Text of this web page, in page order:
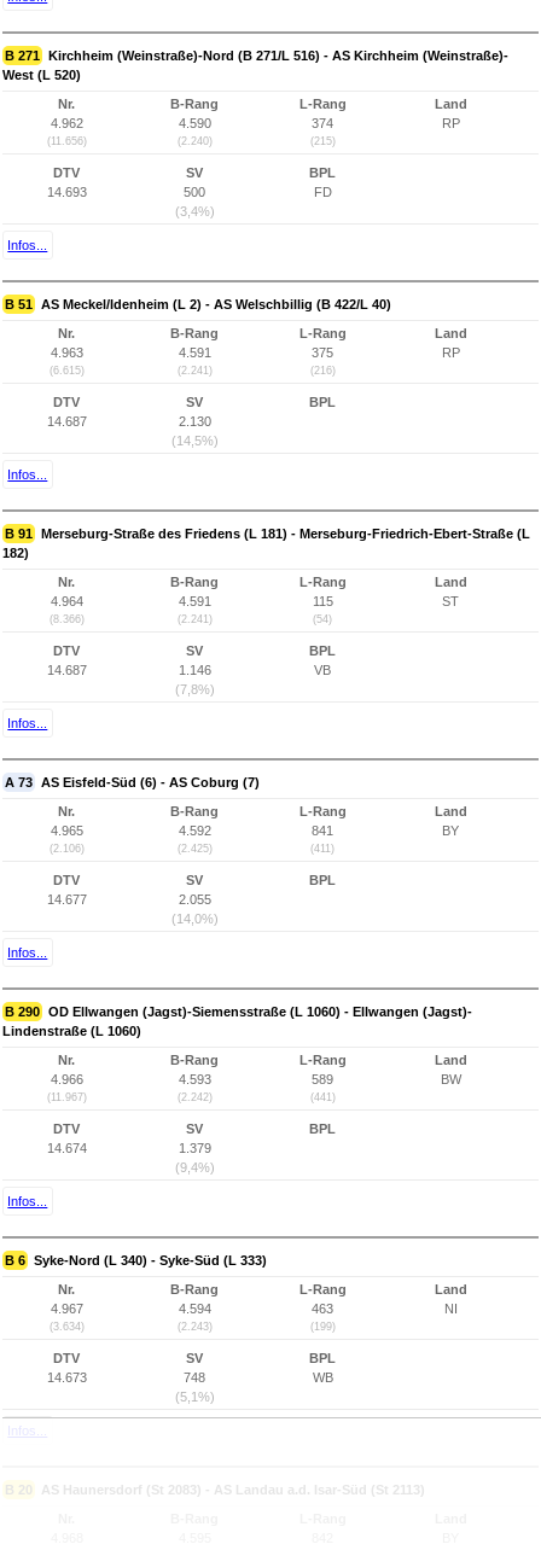
B 271 Kirchheim (Weinstraße)-Nord (B 271/L 516) - AS Kirchheim (Weinstraße)-
West (L 520)
Nr.
4.962
(11.656)
B-Rang
4.590
(2.240)
L-Rang
374
(215)
Land
RP
DTV
14.693
SV
500
(3,4%)
BPL
FD
Infos...
B 51 AS Meckel/Idenheim (L 2) - AS Welschbillig (B 422/L 40)
Nr.
4.963
(6.615)
B-Rang
4.591
(2.241)
L-Rang
375
(216)
Land
RP
DTV
14.687
SV
2.130
(14,5%)
BPL
Infos...
B 91 Merseburg-Straße des Friedens (L 181) - Merseburg-Friedrich-Ebert-Straße (L
182)
Nr.
4.964
(8.366)
B-Rang
4.591
(2.241)
L-Rang
115
(54)
Land
ST
DTV
14.687
SV
1.146
(7,8%)
BPL
VB
Infos...
A 73 AS Eisfeld-Süd (6) - AS Coburg (7)
Nr.
4.965
(2.106)
B-Rang
4.592
(2.425)
L-Rang
841
(411)
Land
BY
DTV
14.677
SV
2.055
(14,0%)
BPL
Infos...
B 290 OD Ellwangen (Jagst)-Siemensstraße (L 1060) - Ellwangen (Jagst)-
Lindenstraße (L 1060)
Nr.
4.966
(11.967)
B-Rang
4.593
(2.242)
L-Rang
589
(441)
Land
BW
DTV
14.674
SV
1.379
(9,4%)
BPL
Infos...
B 6 Syke-Nord (L 340) - Syke-Süd (L 333)
Nr.
4.967
(3.634)
B-Rang
4.594
(2.243)
L-Rang
463
(199)
Land
NI
DTV
14.673
SV
748
(5,1%)
BPL
WB
Infos...
B 20 AS Haunersdorf (St 2083) - AS Landau a.d. Isar-Süd (St 2113)